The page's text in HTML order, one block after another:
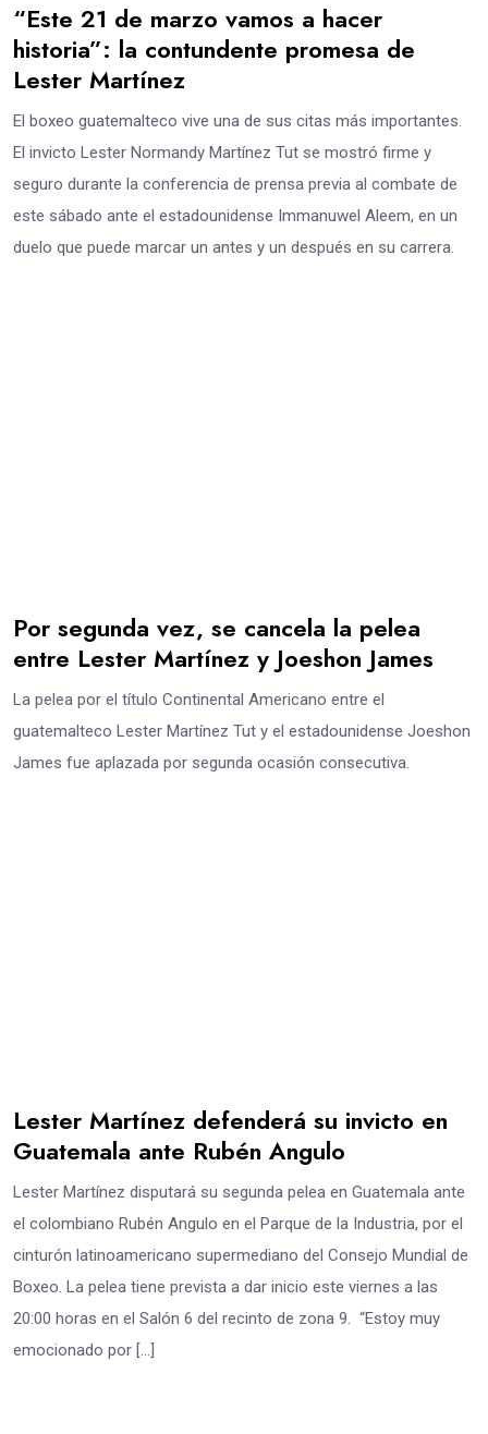
“Este 21 de marzo vamos a hacer
historia”: la contundente promesa de
Lester Martínez
El boxeo guatemalteco vive una de sus citas más importantes.
El invicto Lester Normandy Martínez Tut se mostró firme y
seguro durante la conferencia de prensa previa al combate de
este sábado ante el estadounidense Immanuwel Aleem, en un
duelo que puede marcar un antes y un después en su carrera.
Por segunda vez, se cancela la pelea
entre Lester Martínez y Joeshon James
La pelea por el título Continental Americano entre el
guatemalteco Lester Martínez Tut y el estadounidense Joeshon
James fue aplazada por segunda ocasión consecutiva.
Lester Martínez defenderá su invicto en
Guatemala ante Rubén Angulo
Lester Martínez disputará su segunda pelea en Guatemala ante
el colombiano Rubén Angulo en el Parque de la Industria, por el
cinturón latinoamericano supermediano del Consejo Mundial de
Boxeo. La pelea tiene prevista a dar inicio este viernes a las
20:00 horas en el Salón 6 del recinto de zona 9. “Estoy muy
emocionado por […]